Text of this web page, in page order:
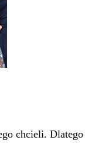
chcieli. Dlatego